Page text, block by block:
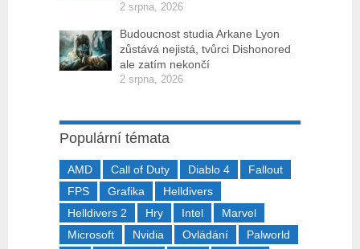
2 srpna, 2026
Budoucnost studia Arkane Lyon
zůstává nejistá, tvůrci Dishonored
ale zatím nekončí
2 srpna, 2026
Populární témata
AMD Call of Duty Diablo 4
Fallout
FPS
Grafika
Helldivers
Helldivers 2
Hry Intel
Marvel
Microsoft
Nvidia Ovládání
Palworld